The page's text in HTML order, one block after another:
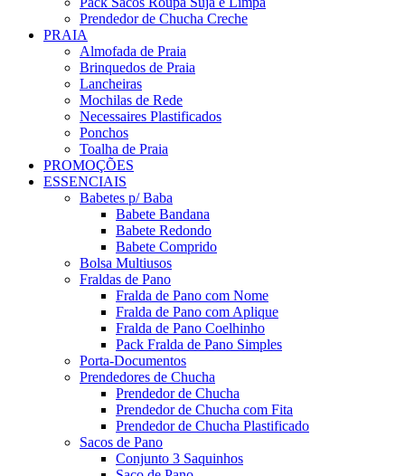
Prendedor de Chucha Creche
PRAIA
Almofada de Praia
Brinquedos de Praia
Lancheiras
Mochilas de Rede
Necessaires Plastificados
Ponchos
Toalha de Praia
PROMOÇÕES
ESSENCIAIS
Babetes p/ Baba
Babete Bandana
Babete Redondo
Babete Comprido
Bolsa Multiusos
Fraldas de Pano
Fralda de Pano com Nome
Fralda de Pano com Aplique
Fralda de Pano Coelhinho
Pack Fralda de Pano Simples
Porta-Documentos
Prendedores de Chucha
Prendedor de Chucha
Prendedor de Chucha com Fita
Prendedor de Chucha Plastificado
Sacos de Pano
Conjunto 3 Saquinhos